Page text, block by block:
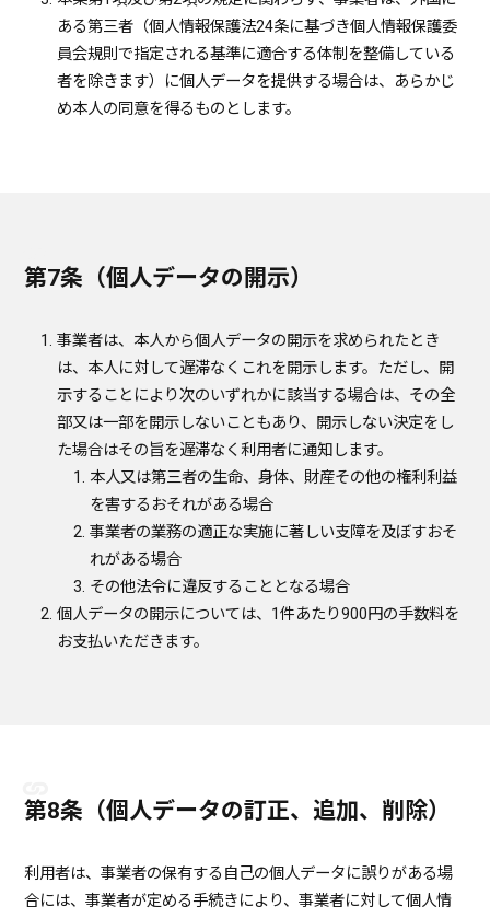
ある第三者（個人情報保護法24条に基づき個人情報保護委
員会規則で指定される基準に適合する体制を整備している
者を除きます）に個人データを提供する場合は、あらかじ
め本人の同意を得るものとします。
第7条（個人データの開示）
事業者は、本人から個人データの開示を求められたとき
は、本人に対して遅滞なくこれを開示します。ただし、開
示することにより次のいずれかに該当する場合は、その全
部又は一部を開示しないこともあり、開示しない決定をし
た場合はその旨を遅滞なく利用者に通知します。
本人又は第三者の生命、身体、財産その他の権利利益
を害するおそれがある場合
事業者の業務の適正な実施に著しい支障を及ぼすおそ
れがある場合
その他法令に違反することとなる場合
個人データの開示については、1件あたり900円の手数料を
お支払いただきます。
第8条（個人データの訂正、追加、削除）
利用者は、事業者の保有する自己の個人データに誤りがある場
合には、事業者が定める手続きにより、事業者に対して個人情